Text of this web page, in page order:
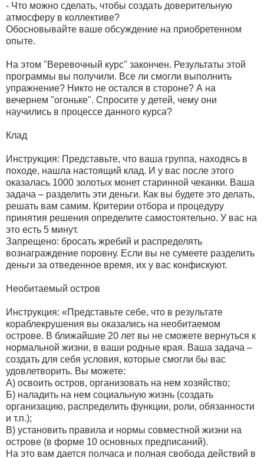
- Что можно сделать, чтобы создать доверительную
атмосферу в коллективе?
Обосновывайте ваше обсуждение на приобретенном
опыте.
На этом "Веревочный курс" закончен. Результаты этой
программы вы получили. Все ли смогли выполнить
упражнение? Никто не остался в стороне? А на
вечернем "огоньке". Спросите у детей, чему они
научились в процессе данного курса?
Клад
Инструкция: Представьте, что ваша группа, находясь в
походе, нашла настоящий клад. И у вас после этого
оказалась 1000 золотых монет старинной чеканки. Ваша
задача – разделить эти деньги. Как вы будете это делать,
решать вам самим. Критерии отбора и процедуру
принятия решения определите самостоятельно. У вас на
это есть 5 минут.
Запрещено: бросать жребий и распределять
вознаграждение поровну. Если вы не сумеете разделить
деньги за отведенное время, их у вас конфискуют.
Необитаемый остров
Инструкция: «Представьте себе, что в результате
кораблекрушения вы оказались на необитаемом
острове. В ближайшие 20 лет вы не сможете вернуться к
нормальной жизни, в ваши родные края. Ваша задача –
создать для себя условия, которые смогли бы вас
удовлетворить. Вы можете:
А) освоить остров, организовать на нем хозяйство;
Б) наладить на нем социальную жизнь (создать
организацию, распределить функции, роли, обязанности
и т.п.);
В) установить правила и нормы совместной жизни на
острове (в форме 10 основных предписаний).
На это вам дается полчаса и полная свобода действий в